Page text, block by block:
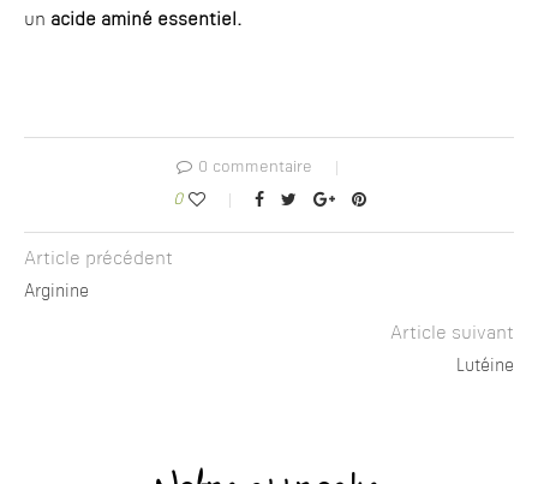
un acide aminé essentiel.
0 commentaire
0
Article précédent
Arginine
Article suivant
Lutéine